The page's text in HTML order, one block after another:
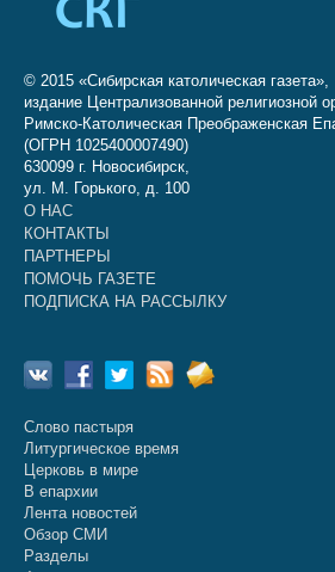
© 2015 «Сибирская католическая газета»,
издание Централизованной религиозной
Римско-Католическая Преображенская
(ОГРН 1025400007490)
630099 г. Новосибирск,
ул. М. Горького, д. 100
О НАС
КОНТАКТЫ
ПАРТНЕРЫ
ПОМОЧЬ ГАЗЕТЕ
ПОДПИСКА НА РАССЫЛКУ
Слово пастыря
Литургическое время
Церковь в мире
В епархии
Лента новостей
Обзор СМИ
Разделы